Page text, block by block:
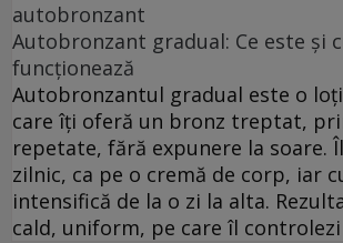
autobronzant
Autobronzant gradual: Ce este și
funcționează
Autobronzantul gradual este o
care îți oferă un bronz treptat,
repetate, fără expunere la soare.
zilnic, ca pe o cremă de corp, iar
intensifică de la o zi la alta.
cald, uniform, pe care îl